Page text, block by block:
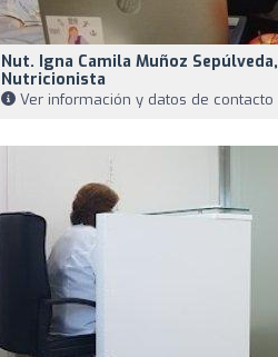
Nut. Igna Camila Muñoz Sepúlveda,
Nutricionista
Ver información y datos de contacto